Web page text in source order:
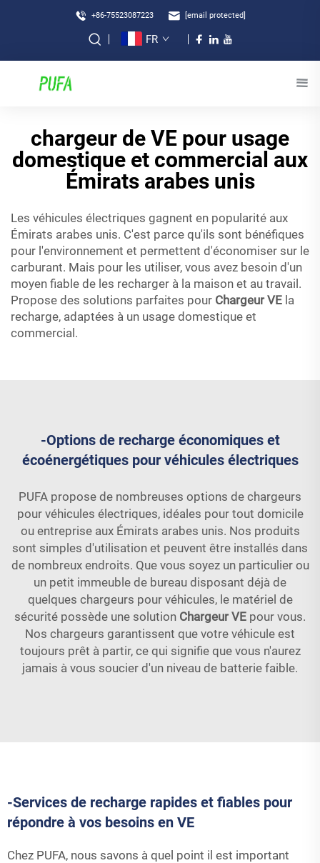
+86-75523087223 [email protected]
FR
chargeur de VE pour usage
domestique et commercial aux
Émirats arabes unis
Les véhicules électriques gagnent en popularité aux
Émirats arabes unis. C'est parce qu'ils sont bénéfiques
pour l'environnement et permettent d'économiser sur le
carburant. Mais pour les utiliser, vous avez besoin d'un
moyen fiable de les recharger à la maison et au travail.
Propose des solutions parfaites pour Chargeur VE la
recharge, adaptées à un usage domestique et
commercial.
-Options de recharge économiques et
écoénergétiques pour véhicules électriques
PUFA propose de nombreuses options de chargeurs
pour véhicules électriques, idéales pour tout domicile
ou entreprise aux Émirats arabes unis. Nos produits
sont simples d'utilisation et peuvent être installés dans
de nombreux endroits. Que vous soyez un particulier ou
un petit immeuble de bureau disposant déjà de
quelques chargeurs pour véhicules, le matériel de
sécurité possède une solution Chargeur VE pour vous.
Nos chargeurs garantissent que votre véhicule est
toujours prêt à partir, ce qui signifie que vous n'aurez
jamais à vous soucier d'un niveau de batterie faible.
-Services de recharge rapides et fiables pour
répondre à vos besoins en VE
Chez PUFA, nous savons à quel point il est important